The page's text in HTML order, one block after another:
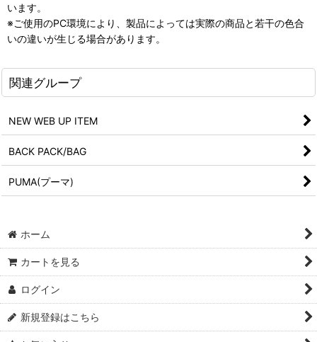
います。
※ご使用のPC環境により、製品によっては実際の商品と若干の色合
いの違いが生じる場合があります。
関連グループ
NEW WEB UP ITEM
BACK PACK/BAG
PUMA(プーマ)
ホーム
カートを見る
ログイン
新規登録はこちら